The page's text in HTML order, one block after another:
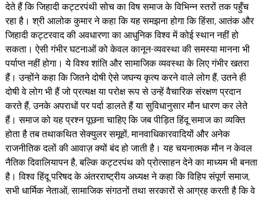
देते हैं कि जिहादी कट्टरपंथी सोच का विष समाज के विभिन्न स्तरों तक पहुँच
रहा है। श्री आलोक कुमार ने कहा कि यह समझना होगा कि हिंसा, आतंक और
जिहादी कट्टरवाद की अवधारणा का आधुनिक विश्व में कोई स्थान नहीं हो
सकता। ऐसी गंभीर घटनाओं को केवल कानून-व्यवस्था की समस्या मानना भी
पर्याप्त नहीं होगा। ये विश्व शांति और सामाजिक व्यवस्था के लिए गंभीर खतरा
हैं। उन्होंने कहा कि जितने दोषी ऐसे जघन्य कृत्य करने वाले लोग हैं, उतने ही
दोषी वे लोग भी हैं जो प्रत्यक्ष या परोक्ष रूप से उन्हें वैचारिक संरक्षण प्रदान
करते हैं, उनके अपराधों पर पर्दा डालते हैं या सुविधानुसार मौन धारण कर लेते
हैं। समाज को यह प्रश्न पूछना चाहिए कि जब पीड़ित हिंदू समाज का व्यक्ति
होता है तब तथाकथित सेक्युलर समूहों, मानवाधिकारवादियों और अनेक
राजनीतिक दलों की आवाज़ क्यों बंद हो जाती है। यह चयनात्मक मौन न केवल
नैतिक दिवालियापन है, बल्कि कट्टरपंथ को प्रोत्साहन देने का माध्यम भी बनता
है। विश्व हिंदू परिषद के अंतरराष्ट्रीय अध्यक्ष ने कहा कि विहिप संपूर्ण समाज,
सभी धार्मिक नेताओं, सामाजिक संगठनों तथा सरकारों से आग्रह करती है कि वे